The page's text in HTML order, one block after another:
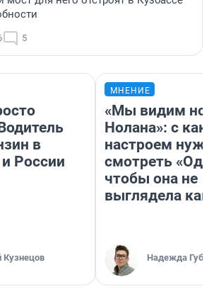
5
в
России
Кузнецов
МНЕНИЕ
«Мы видим
Нолана»: с
настроем
смотреть
чтобы она не
выглядела как
Надежда